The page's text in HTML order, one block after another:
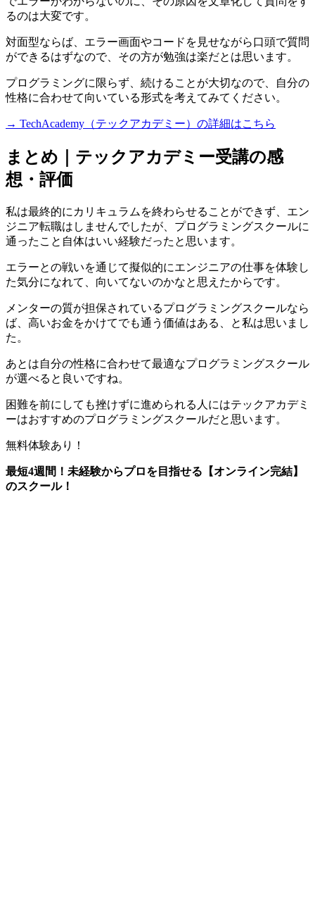
るのは大変です。
対面型ならば、エラー画面やコードを見せながら口頭で質問
ができるはずなので、その方が勉強は楽だとは思います。
プログラミングに限らず、続けることが大切なので、
自分の
性格に合わせて向いている形式を考えてみてください。
→ TechAcademy（テックアカデミー）の詳細はこちら
まとめ｜テックアカデミー受講の感
想・評価
私は最終的にカリキュラムを終わらせることができず、エン
ジニア転職はしませんでしたが、プログラミングスクールに
通ったこと自体はいい経験だったと思います。
エラーとの戦いを通じて擬似的にエンジニアの仕事を体験し
た気分になれて、向いてないのかなと思えたからです。
メンターの質が担保されているプログラミングスクールなら
ば、高いお金をかけてでも通う価値はある、と私は思いまし
た。
あとは自分の性格に合わせて最適なプログラミングスクール
が選べると良いですね。
困難を前にしても挫けずに進められる人にはテックアカデミ
ーはおすすめのプログラミングスクールだと思います。
無料体験あり！
最短4週間！未経験からプロを目指せる【オンライン完結】
のスクール！